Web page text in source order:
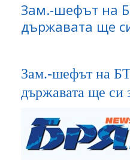
Зам.-шефът на
държавата ще
Зам.-шефът на
държавата ще си